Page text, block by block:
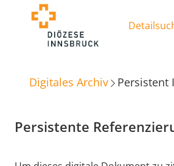
Digitales Archiv Persistent
Persistente